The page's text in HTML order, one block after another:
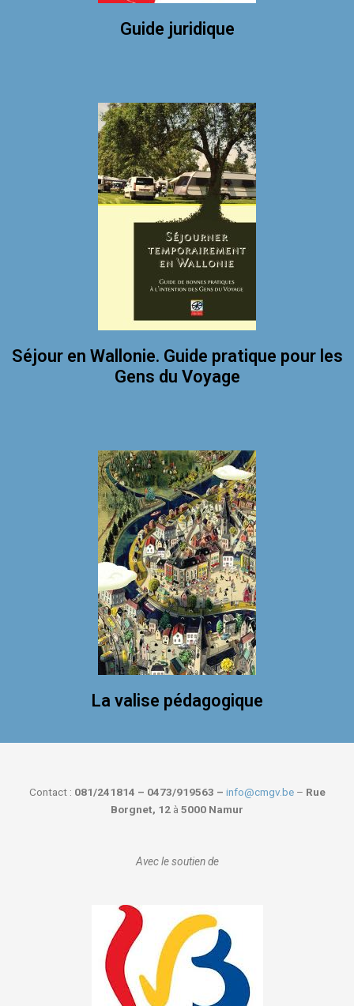
Guide juridique
Séjour en Wallonie. Guide pratique pour les
Gens du Voyage
La valise pédagogique
Contact : 081/241814 – 0473/919563 – info@cmgv.be– Rue
Borgnet, 12 à 5000 Namur
Avec le soutien de